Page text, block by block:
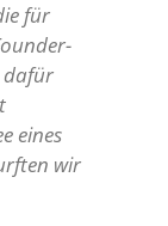
für
dafür
eines
wir